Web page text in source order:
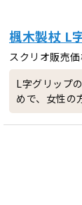
楓木製杖 L
スクリオ販売
L字グリップ
めで、女性の